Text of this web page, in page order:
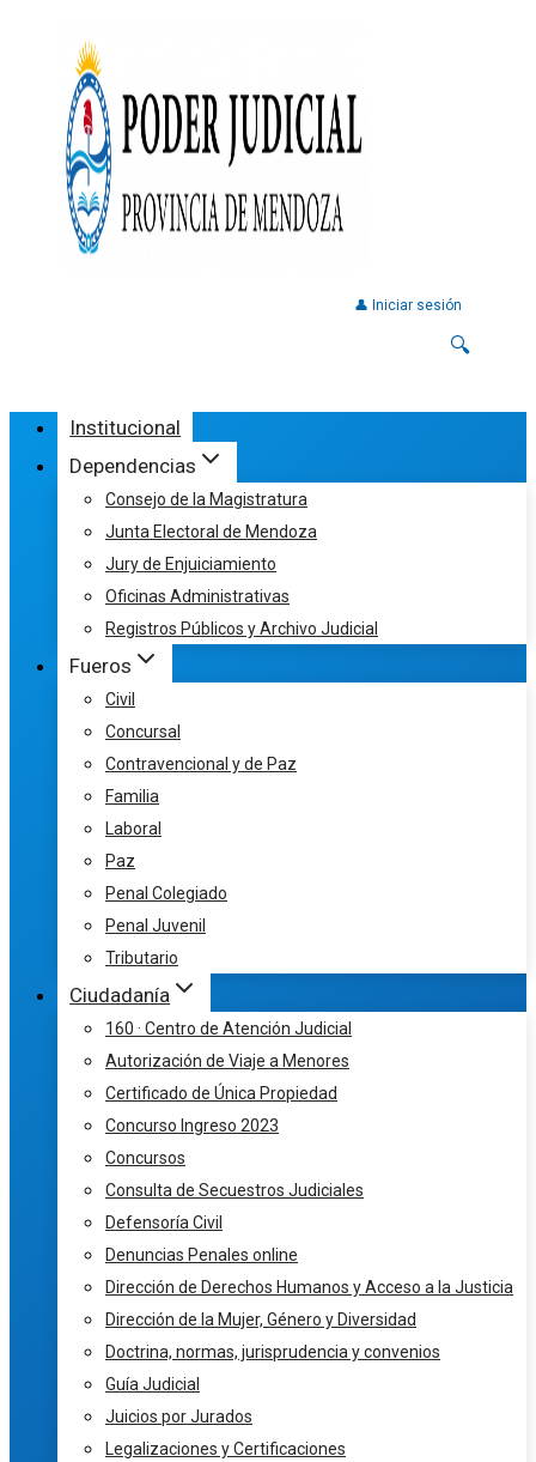
👤 Iniciar sesión
🔍
Institucional
Dependencias
Consejo de la Magistratura
Junta Electoral de Mendoza
Jury de Enjuiciamiento
Oficinas Administrativas
Registros Públicos y Archivo Judicial
Fueros
Civil
Concursal
Contravencional y de Paz
Familia
Laboral
Paz
Penal Colegiado
Penal Juvenil
Tributario
Ciudadanía
160 · Centro de Atención Judicial
Autorización de Viaje a Menores
Certificado de Única Propiedad
Concurso Ingreso 2023
Concursos
Consulta de Secuestros Judiciales
Defensoría Civil
Denuncias Penales online
Dirección de Derechos Humanos y Acceso a la Justicia
Dirección de la Mujer, Género y Diversidad
Doctrina, normas, jurisprudencia y convenios
Guía Judicial
Juicios por Jurados
Legalizaciones y Certificaciones